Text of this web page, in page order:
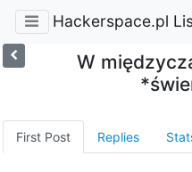
Hackerspace.pl
W
First Post Replies